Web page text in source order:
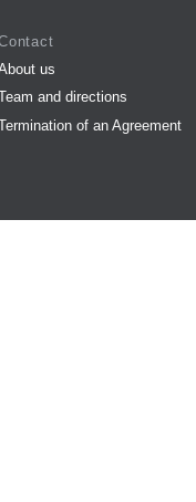
us
and directions
of an Agreement